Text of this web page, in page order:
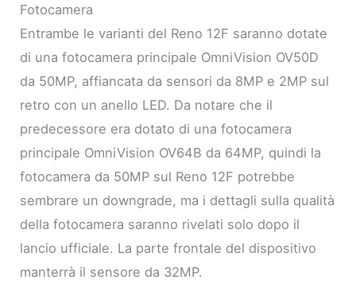
Fotocamera
Entrambe le varianti del Reno 12F saranno dotate
di una fotocamera principale OmniVision OV50D
da 50MP, affiancata da sensori da 8MP e 2MP sul
retro con un anello LED. Da notare che il
predecessore era dotato di una fotocamera
principale OmniVision OV64B da 64MP, quindi la
fotocamera da 50MP sul Reno 12F potrebbe
sembrare un downgrade, ma i dettagli sulla qualità
della fotocamera saranno rivelati solo dopo il
lancio ufficiale. La parte frontale del dispositivo
manterrà il sensore da 32MP.